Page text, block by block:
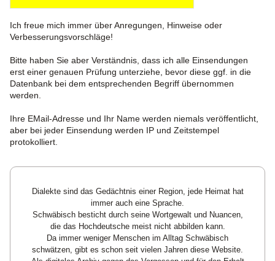
Ich freue mich immer über Anregungen, Hinweise oder
Verbesserungsvorschläge!
Bitte haben Sie aber Verständnis, dass ich alle Einsendungen
erst einer genauen Prüfung unterziehe, bevor diese ggf. in die
Datenbank bei dem entsprechenden Begriff übernommen
werden.
Ihre EMail-Adresse und Ihr Name werden niemals veröffentlicht,
aber bei jeder Einsendung werden IP und Zeitstempel
protokolliert.
Dialekte sind das Gedächtnis einer Region, jede Heimat hat
immer auch eine Sprache.
Schwäbisch besticht durch seine Wortgewalt und Nuancen,
die das Hochdeutsche meist nicht abbilden kann.
Da immer weniger Menschen im Alltag Schwäbisch
schwätzen, gibt es schon seit vielen Jahren diese Website.